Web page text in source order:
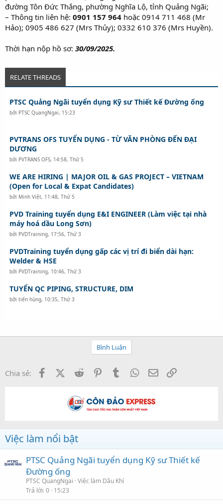
đường Tôn Đức Thắng, phường Nghĩa Lộ, tỉnh Quảng Ngãi;
– Thông tin liên hệ: 0901 157 964 hoặc 0914 711 468 (Mr
Hảo); 0905 486 627 (Mrs Thủy); 0332 610 376 (Mrs Huyền).
Thời hạn nộp hồ sơ: 30/09/2025.
RELATE THREADS
PTSC Quảng Ngãi tuyển dụng Kỹ sư Thiết kế Đường ống
bởi PTSC QuangNgai, 15:23
PVTRANS OFS TUYỂN DỤNG - TỪ VĂN PHÒNG ĐẾN ĐẠI
DƯƠNG
bởi PVTRANS OFS, 14:58, Thứ 5
WE ARE HIRING | MAJOR OIL & GAS PROJECT – VIETNAM
(Open for Local & Expat Candidates)
bởi Minh Việt, 11:48, Thứ 5
PVD Training tuyển dụng E&I ENGINEER (Làm việc tại nhà
máy hoá dầu Long Sơn)
bởi PVDTraining, 17:56, Thứ 3
PVDTraining tuyển dụng gấp các vị trí đi biển dài hạn:
Welder & HSE
bởi PVDTraining, 10:46, Thứ 3
TUYỂN QC PIPING, STRUCTURE, DIM
bởi tiến hùng, 10:35, Thứ 3
Bình Luận
Chia sẻ: FacebookX (Twitter)
Reddit PinterestTumblr WhatsApp
Email
Việc làm nổi bật
PTSC Quảng Ngãi tuyển dụng Kỹ sư Thiết kế
Đường ống
PTSC QuangNgai Việc làm Dầu Khí
Trả lời 0 15:23